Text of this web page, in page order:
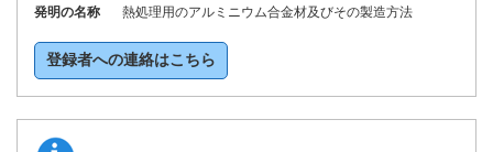
発明の名称
熱処理用のアルミニウム合金材及びその製造方法
登録者への連絡はこちら